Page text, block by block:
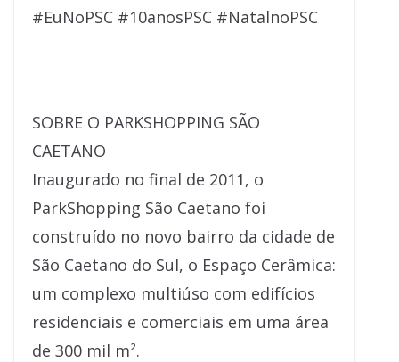
#EuNoPSC #10anosPSC #NatalnoPSC
SOBRE O PARKSHOPPING SÃO
CAETANO
Inaugurado no final de 2011, o
ParkShopping São Caetano foi
construído no novo bairro da cidade de
São Caetano do Sul, o Espaço Cerâmica:
um complexo multiúso com edifícios
residenciais e comerciais em uma área
de 300 mil m².